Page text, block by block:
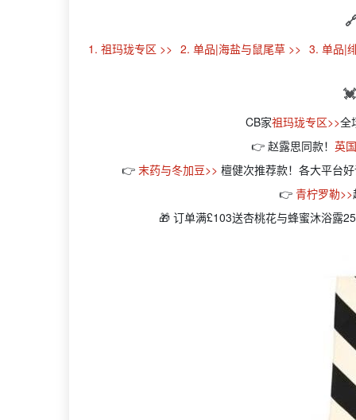
1. 祖玛珑专区 >> 2. 单品|海盐与鼠尾草 >> 3. 单品|
CB家祖玛珑专区>>全
👉 赵露思同款！ 英
👉 末药与冬加豆>> 檀健次推荐款！各大平台
👉 青柠罗勒>>
🎁 订单满£103送杏桃花与蜂蜜沐浴露